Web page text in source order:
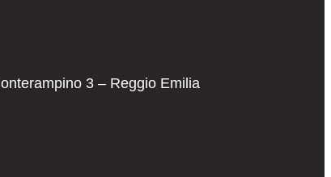
3 – Reggio Emilia